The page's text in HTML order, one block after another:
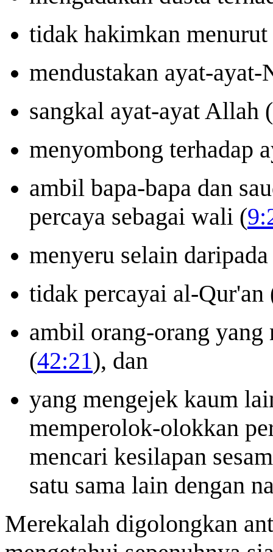
tidak hakimkan
mendustakan ayat-ayat-
sangkal ayat-ayat Allah (
menyombong terhadap
ambil bapa-bapa dan
percaya sebagai wali (
menyeru selain
tidak percayai al-Qur'an
ambil orang-orang yang
(42:21), dan
yang mengejek kaum
memperolok-olokkan
mencari kesilapan
satu sama lain dengan
Merekalah digolongkan